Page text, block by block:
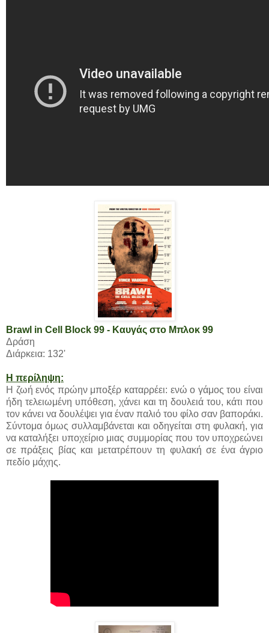
Brawl in Cell Block 99 - Καυγάς στο Μπλοκ 99
Δράση
Διάρκεια: 132'
Η περίληψη:
Η ζωή ενός πρώην μποξέρ καταρρέει: ενώ ο γάμος του είναι
ήδη τελειωμένη υπόθεση, χάνει και τη δουλειά του, κάτι που
τον κάνει να δουλέψει για έναν παλιό του φίλο σαν βαποράκι.
Σύντομα όμως συλλαμβάνεται και οδηγείται στη φυλακή, για
να καταλήξει υποχείριο μιας συμμορίας που τον υποχρεώνει
σε πράξεις βίας και μετατρέπουν τη φυλακή σε ένα άγριο
πεδίο μάχης.